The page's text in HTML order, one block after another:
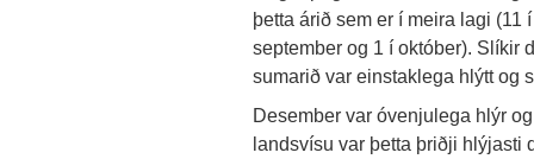
þetta árið sem er í meira lagi (11
september og 1 í október). Slíkir
sumarið var einstaklega hlýtt og
Desember var óvenjulega hlýr
landsvísu var þetta þriðji